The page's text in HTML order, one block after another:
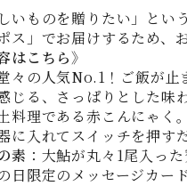
いものを贈りたい」とい
ス」でお届けするため
はこちら》
々の人気No.1！ご飯が止
じる、さっぱりとした味
料理である赤こんにゃく
に入れてスイッチを押す
素 ：大鮎が丸々1尾入っ
日限定のメッセージカー